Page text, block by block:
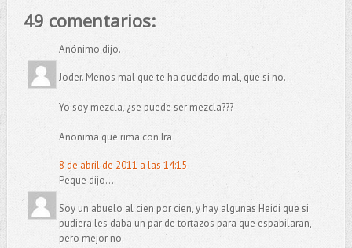
49 comentarios:
Anónimo dijo...
Joder. Menos mal que te ha quedado mal, que si no...
Yo soy mezcla, ¿se puede ser mezcla???
Anonima que rima con Ira
8 de abril de 2011 a las 14:15
Peque dijo...
Soy un abuelo al cien por cien, y hay algunas Heidi que si
pudiera les daba un par de tortazos para que espabilaran,
pero mejor no.